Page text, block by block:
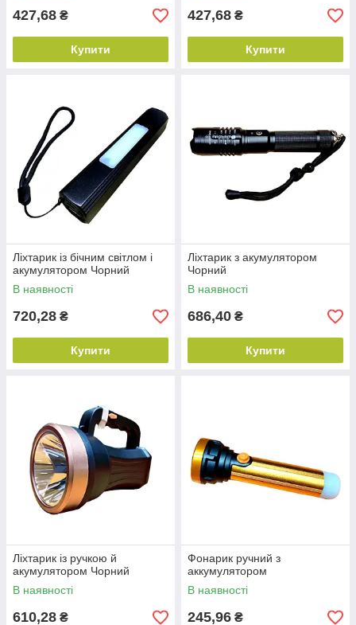
427,68 ₴
Купити
427,68 ₴
Купити
Ліхтарик із бічним світлом і
акумулятором Чорний
В наявності
720,28 ₴
Купити
Ліхтарик з акумулятором
Чорний
В наявності
686,40 ₴
Купити
Ліхтарик із ручкою й
акумулятором Чорний
В наявності
610,28 ₴
Фонарик ручний з
аккумулятором
В наявності
245,96 ₴